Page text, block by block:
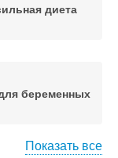
диета
беременных
Показать все